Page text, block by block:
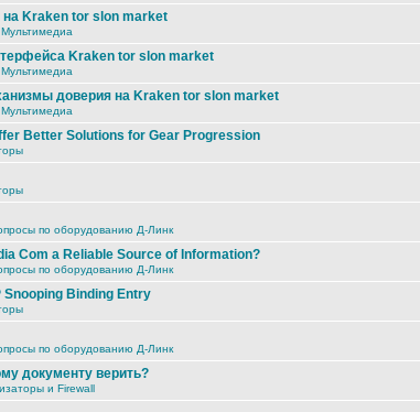
на Kraken tor slon market
Kraken tor slon market
доверия на Kraken tor slon market
Better Solutions for Gear Progression
по оборудованию Д-Линк
Com a Reliable Source of Information?
по оборудованию Д-Линк
Snooping Binding Entry
по оборудованию Д-Линк
документу верить?
и Firewall